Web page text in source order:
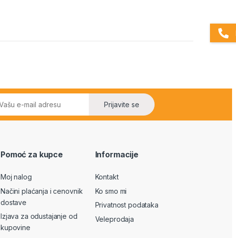
Prijavite se
Pomoć za kupce
Moj nalog
Načini plaćanja i cenovnik
dostave
Izjava za odustajanje od
kupovine
Informacije
Kontakt
Ko smo mi
Privatnost podataka
Veleprodaja